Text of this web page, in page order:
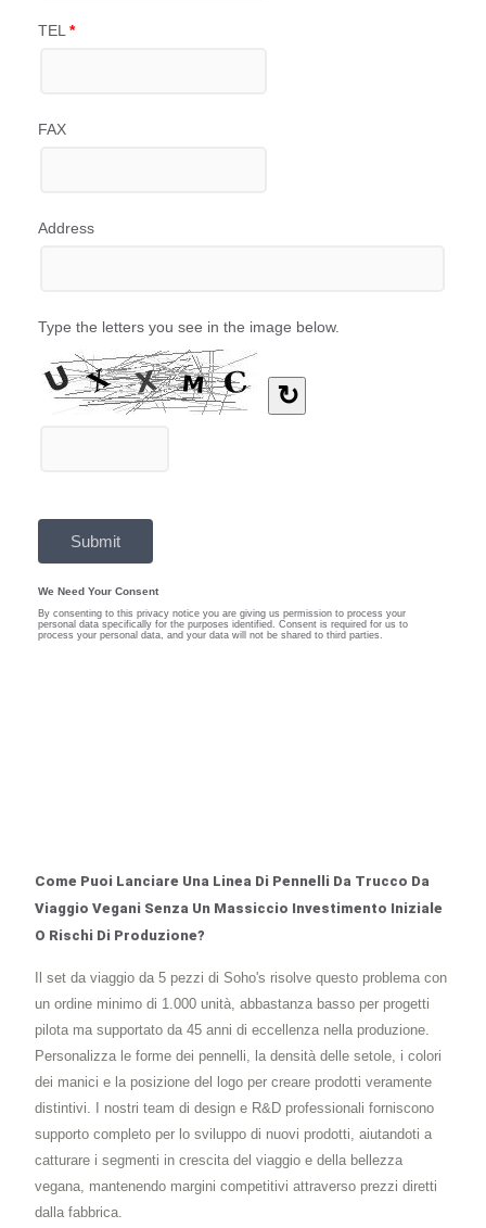
Come Puoi Lanciare Una Linea Di Pennelli Da Trucco Da
Viaggio Vegani Senza Un Massiccio Investimento Iniziale
O Rischi Di Produzione?
Il set da viaggio da 5 pezzi di Soho's risolve questo problema con
un ordine minimo di 1.000 unità, abbastanza basso per progetti
pilota ma supportato da 45 anni di eccellenza nella produzione.
Personalizza le forme dei pennelli, la densità delle setole, i colori
dei manici e la posizione del logo per creare prodotti veramente
distintivi. I nostri team di design e R&D professionali forniscono
supporto completo per lo sviluppo di nuovi prodotti, aiutandoti a
catturare i segmenti in crescita del viaggio e della bellezza
vegana, mantenendo margini competitivi attraverso prezzi diretti
dalla fabbrica.